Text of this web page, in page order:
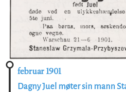
februar 1901
Dagny Juel møter sin mann